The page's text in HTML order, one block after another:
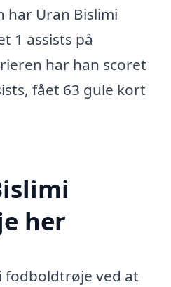
Uran Bislimi
1 assists på
har han scoret
fået 63 gule kort
her
fodboldtrøje ved at